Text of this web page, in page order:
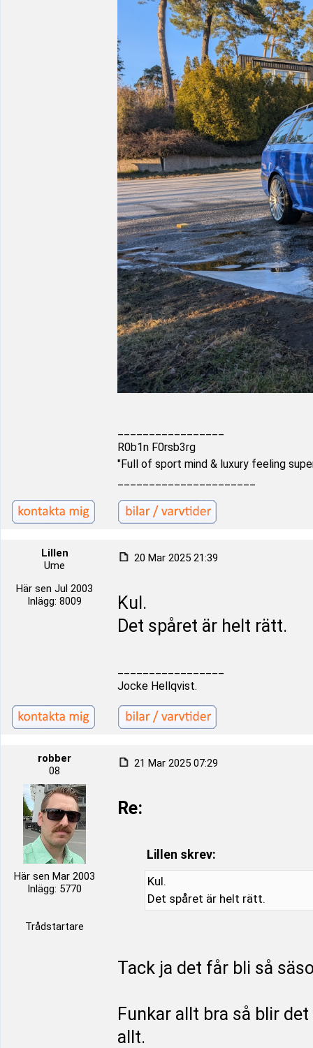
R0b1n F0rsb3rg
"Full of sport mind & luxury feeling
Lillen
Ume
Här sen Jul 2003
Inlägg: 8009
20 Mar 2025 21:39
Kul.
Det spåret är helt rätt.
Jocke Hellqvist.
robber
08
Här sen Mar 2003
Inlägg: 5770
Trådstartare
21 Mar 2025 07:29
Re:
Lillen skrev:
Kul.
Det spåret är helt rätt.
Tack ja det får bli så
Funkar allt bra så blir
allt.